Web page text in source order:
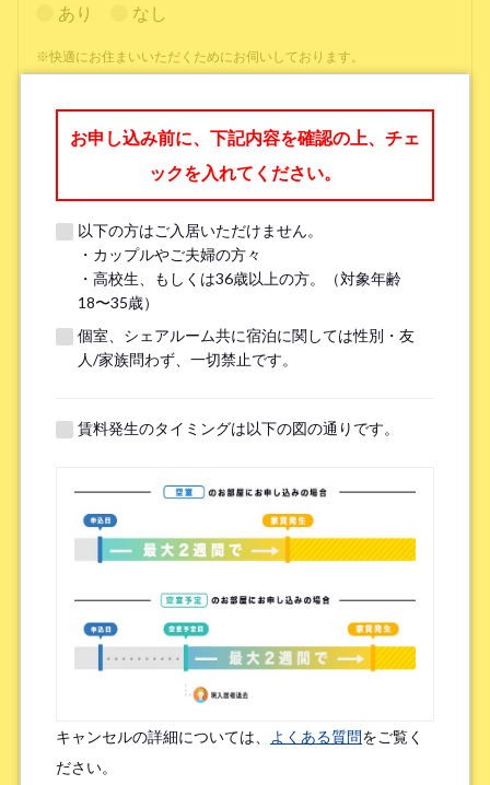
あり なし
※快適にお住まいいただくためにお伺いしております。
*
勤務先名、学校名 *
※無職の方は無しとご記入ください
提携機関 ※以下の提携機関に所属されている方はお選び下さい。
ボーダレスハウスを知ったきっかけ *
検索エンジン（Google／Yahoo! など）
広告を見て（Google広告／SNS広告 など）
物件ポータルサイト
ブログやWeb記事を読んで
友人/知人からの口コミ
所属先からの紹介
SNSインフルエンサーの投稿を見た
お申し込み前に、下記内容を確認の上、チェ
ックを入れてください。
以下の方はご入居いただけません。
・カップルやご夫婦の方々
・高校生、もしくは36歳以上の方。（対象年齢
18〜35歳）
個室、シェアルーム共に宿泊に関しては性別・友
人/家族問わず、一切禁止です。
賃料発生のタイミングは以下の図の通りです。
キャンセルの詳細については、 よくある質問をご覧く
ださい。